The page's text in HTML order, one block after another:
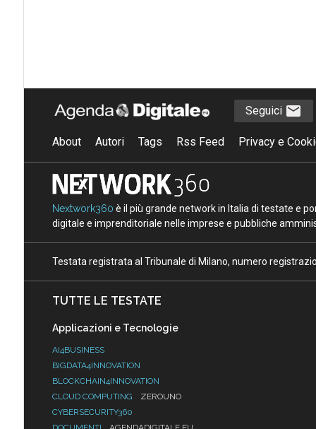
Seguici
About Autori Tags Rss Feed Privacy e
Nextwork360 è il più grande network in Italia di testate e
digitale e imprenditoriale nelle imprese e pubbliche
Testata registrata al Tribunale di Milano, numero
TUTTE LE TESTATE
Applicazioni e Tecnologie
AI4BUSINESS
BIGDATA4INNOVATION
BLOCKCHAIN4INNOVATION
CLOUD COMPUTING
ZEROUNO
CYBERSECURITY360